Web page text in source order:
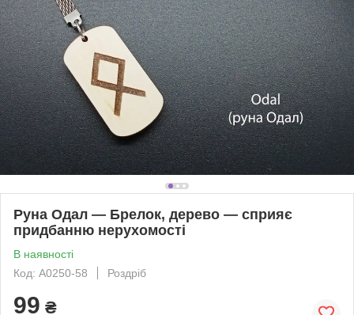
Руна Одал — Брелок, дерево — сприяє
придбанню нерухомості
В наявності
Код: A0250-58
Роздріб
99 ₴